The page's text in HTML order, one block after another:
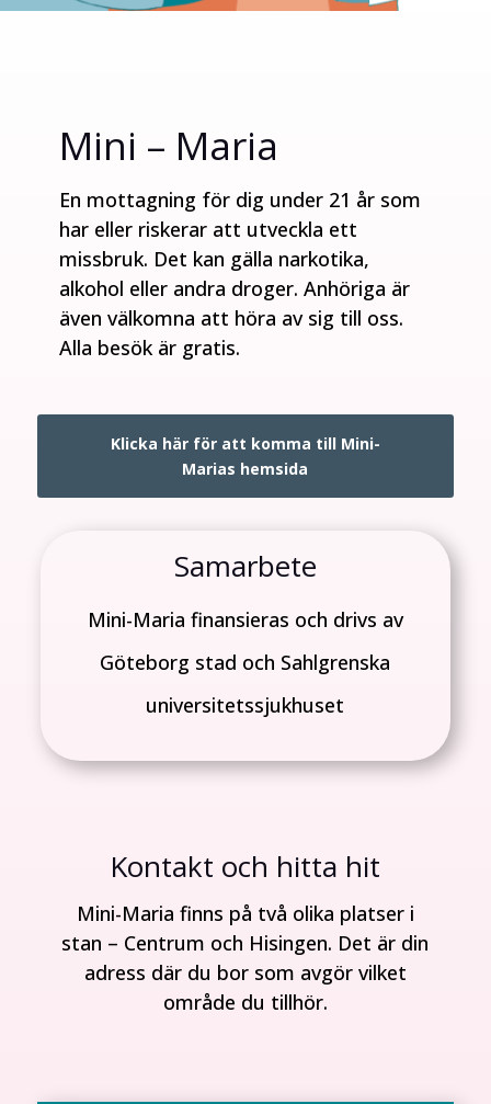
Mini – Maria
En mottagning för dig under 21 år som
har eller riskerar att utveckla ett
missbruk. Det kan gälla narkotika,
alkohol eller andra droger. Anhöriga är
även välkomna att höra av sig till oss.
Alla besök är gratis.
Klicka här för att komma till Mini-
Marias hemsida
Samarbete
Mini-Maria finansieras och drivs av
Göteborg stad och Sahlgrenska
universitetssjukhuset
Kontakt och hitta hit
Mini-Maria finns på två olika platser i
stan – Centrum och Hisingen. Det är din
adress där du bor som avgör vilket
område du tillhör.